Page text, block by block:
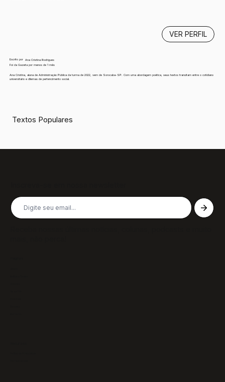
Escrito por
Ana Cristina Rodrigues
Foi da Gazeta por menos de 1 mês
Ana Cristina, aluna de Administração Pública da turma de 2022, vem de Sorocaba-SP. Com uma abordagem poética, seus textos transitam entre o cotidiano
universitário e dilemas de pertencimento social.
VER PERFIL
Textos Populares